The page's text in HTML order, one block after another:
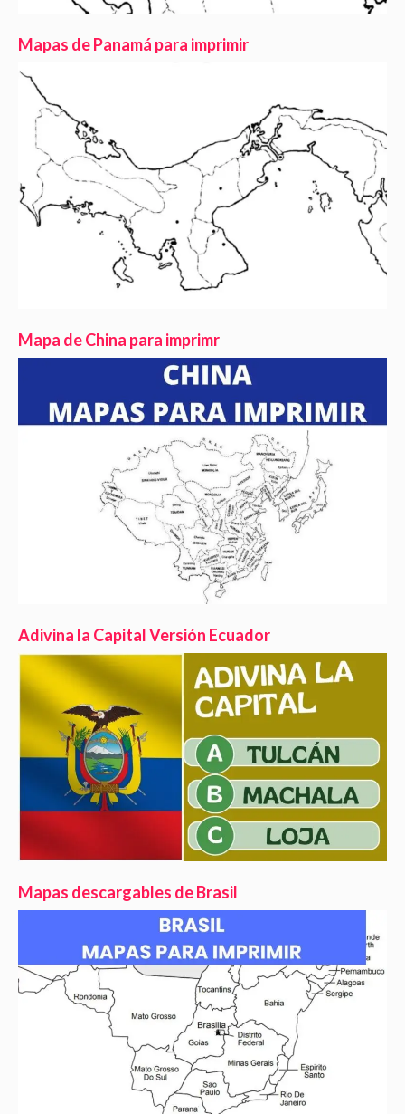
Mapas de Panamá para imprimir
Mapa de China para imprimr
Adivina la Capital Versión Ecuador
Mapas descargables de Brasil